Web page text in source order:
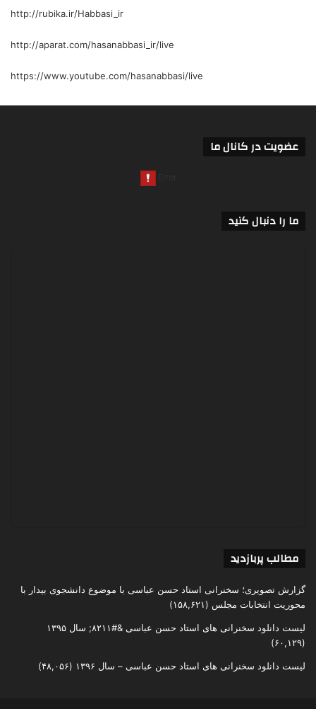
http://rubika.ir/Habbasi_ir
http://aparat.com/hasanabbasi_ir/live
https://www.youtube.com/hasanabbasi/live
عضویت در کانال ما
ما را دنبال کنید
مطالب پربازدید
گزارش تصویری؛ سخنرانی استاد حسن عباسی با موضوع دانشجوی بیدار با
محوریت انتخابات مجلس (۱۵۸,۶۲۱)
لیست دانلود سخنرانی های استاد حسن عباسی &#۸۲۱۱; سال ۱۳۹۵
(۶۰,۱۲۹)
لیست دانلود سخنرانی های استاد حسن عباسی – سال ۱۳۹۶ (۴۸,۰۵۶)